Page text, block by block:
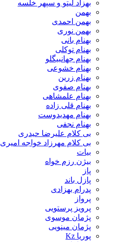
بهزاد لیتو و سپهر خلسه
بهمن
بهمن احمدی
بهمن نوری
بهنام بانی
بهنام توکلی
بهنام جهانبیگلو
بهنام خشوعی
بهنام زرین
بهنام صفوی
بهنام علمشاهی
بهنام قلی زاده
بهنام مهدیدوست
بهنام نجفی
بی کلام علیرضا حیدری
بی کلام مهرزاد خواجه امیری
بیات
بیژن رزم خواه
پاز
پازل باند
پدرام بهزادی
پرواز
پرویز پرستویی
پژمان موسوی
پژمان مینویی
پوریا Kz